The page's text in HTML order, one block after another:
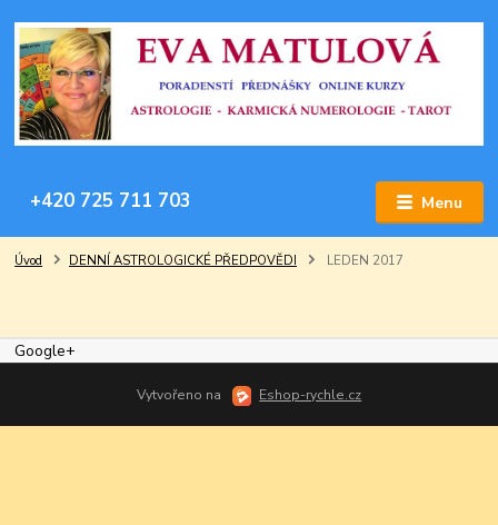
Menu
+420 725 711 703
Úvod DENNÍ ASTROLOGICKÉ PŘEDPOVĚDI LEDEN 2017
Google+
Vytvořeno na Eshop-rychle.cz